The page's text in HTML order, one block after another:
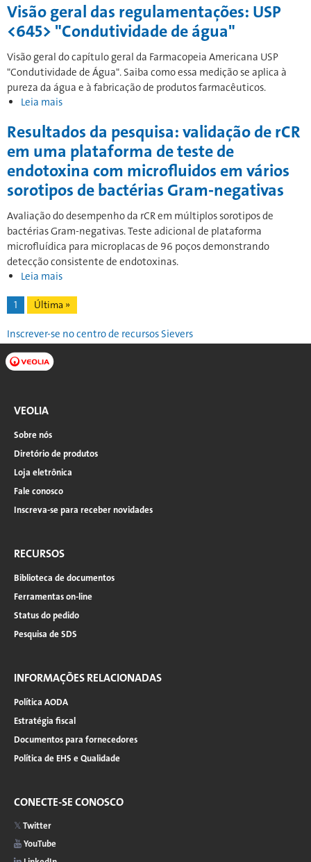
resultados
da
pesquisa:
Teste
de
verificação
positivo
usando
teste
rápido
de
Visão geral das regulamentações: USP
<645> "Condutividade de água"
Visão geral do capítulo geral da Farmacopeia Americana USP
"Condutividade de Água". Saiba como essa medição se aplica à
pureza da água e à fabricação de produtos farmacêuticos.
Leia mais
Visão
Geral
da
Regulamentação:
USP
de
Água"
Resultados da pesquisa: validação de rCR
em uma plataforma de teste de
endotoxina com microfluidos em vários
sorotipos de bactérias Gram-negativas
Avaliação do desempenho da rCR em múltiplos sorotipos de
bactérias Gram-negativas. Teste adicional de plataforma
microfluídica para microplacas de 96 poços demonstrando
detecção consistente de endotoxinas.
Leia mais
resultados
pesquisa:
teste
de
microfluídica
em
de
Gram-
negativas
Paginação
Página
atual
1
Última
página
Última »
Inscrever-se no centro de recursos Sievers
VEOLIA
Sobre nós
Diretório de produtos
Loja eletrônica
Fale conosco
Inscreva-se para receber novidades
RECURSOS
Biblioteca de documentos
Ferramentas on-line
Status do pedido
Pesquisa de SDS
INFORMAÇÕES RELACIONADAS
Política AODA
Estratégia fiscal
Documentos para fornecedores
Política de EHS e Qualidade
CONECTE-SE CONOSCO
Twitter
YouTube